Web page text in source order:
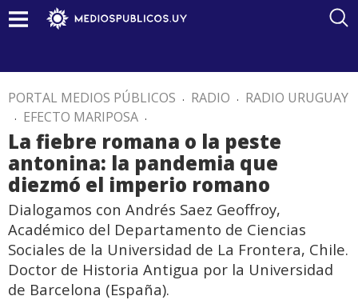
PORTAL MEDIOS PÚBLICOS . RADIO . RADIO URUGUAY
. EFECTO MARIPOSA .
La fiebre romana o la peste
antonina: la pandemia que
diezmó el imperio romano
Dialogamos con Andrés Saez Geoffroy,
Académico del Departamento de Ciencias
Sociales de la Universidad de La Frontera, Chile.
Doctor de Historia Antigua por la Universidad
de Barcelona (España).